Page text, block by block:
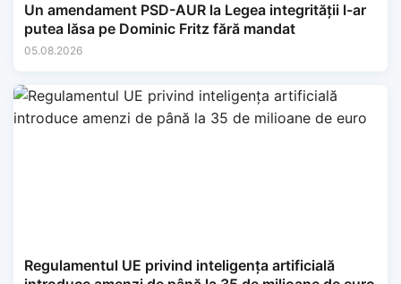
Un amendament PSD-AUR la Legea integrității l-ar
putea lăsa pe Dominic Fritz fără mandat
05.08.2026
Regulamentul UE privind inteligența artificială